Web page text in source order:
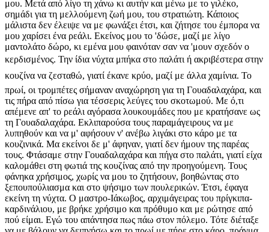
μου. Μετά από λίγο τη χάνω κι αυτήν και μένω με το γιλέκο,
σημάδι για τη μελλούμενη ζωή μου, του στρατιώτη. Κάποιος
μάλιστα δεν έλειψε να με φωνάξει έτσι, και ζήτησε του έμπορα να
μου χαρίσει ένα ρεάλι. Εκείνος μου το 'δώσε, μαζί με λίγο
μαντολάτο δώρο, κι εμένα μου φαινόταν σαν να 'μουν σχεδόν ο
κερδισμένος. Την ίδια νύχτα μπήκα στο παλάτι ή ακριβέστερα στην
κουζίνα να ζεσταθώ, γιατί έκανε κρύο, μαζί με άλλα χαμίνια. Το
πρωί, οι τρομπέτες σήμαναν αναχώρηση για τη Γουαδαλαχάρα, και
τις πήρα από πίσω για τέσσερις λεύγες του σκοτωμού. Με ό,τι
απέμενε απ' το ρεάλι αγόρασα λουκουμάδες που με κρατήσανε ως
τη Γουαδαλαχάρα. Εκλιπαρούσα τους παραμάγειρους να με
λυπηθούν και να μ' αφήσουν ν' ανέβω λιγάκι στο κάρο με τα
κουζινικά. Μα εκείνοι δε μ' άφηναν, γιατί δεν ήμουν της παρέας
τους. Φτάσαμε στην Γουαδαλαχάρα και πήγα στο παλάτι, γιατί είχα
καλομάθει στη φωτιά της κουζίνας από την προηγούμενη. Τους
φάνηκα χρήσιμος, χωρίς να μου το ζητήσουν, βοηθώντας στο
ξεπουπούλιασμα και στο ψήσιμο των πουλερικών. Έτσι, έφαγα
εκείνη τη νύχτα. Ο μαστρο-Ιάκωβος, αρχιμάγειρας του πρίγκιπα-
καρδινάλιου, με βρήκε χρήσιμο και πρόθυμο και με ρώτησε από
πού είμαι. Εγώ του απάντησα πως πάω στον πόλεμο. Τότε διέταξε